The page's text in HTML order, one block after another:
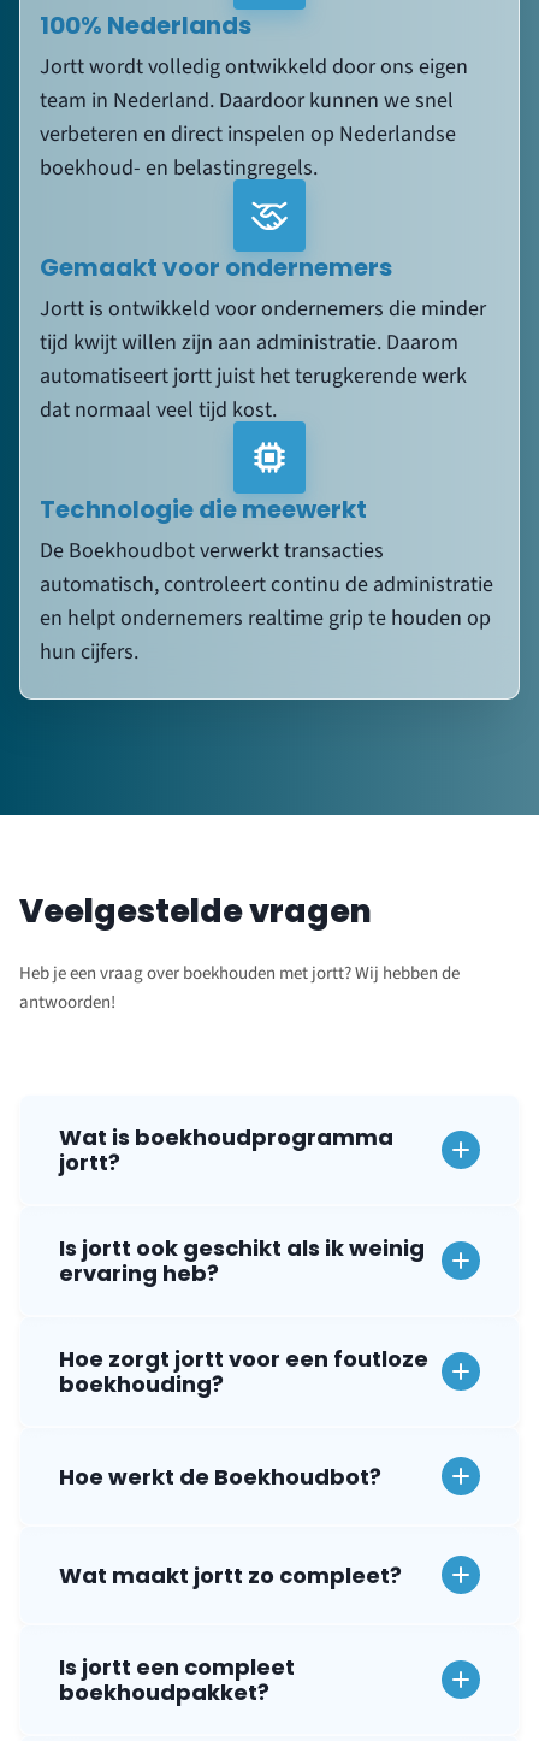
100% Nederlands
Jortt wordt volledig ontwikkeld door ons eigen
team in Nederland. Daardoor kunnen we snel
verbeteren en direct inspelen op Nederlandse
boekhoud- en belastingregels.
Gemaakt voor ondernemers
Jortt is ontwikkeld voor ondernemers die minder
tijd kwijt willen zijn aan administratie. Daarom
automatiseert jortt juist het terugkerende werk
dat normaal veel tijd kost.
Technologie die meewerkt
De Boekhoudbot verwerkt transacties
automatisch, controleert continu de administratie
en helpt ondernemers realtime grip te houden op
hun cijfers.
Veelgestelde vragen
Heb je een vraag over boekhouden met jortt? Wij hebben de
antwoorden!
Wat is boekhoudprogramma
jortt?
Is jortt ook geschikt als ik weinig
ervaring heb?
Hoe zorgt jortt voor een foutloze
boekhouding?
Hoe werkt de Boekhoudbot?
Wat maakt jortt zo compleet?
Is jortt een compleet
boekhoudpakket?